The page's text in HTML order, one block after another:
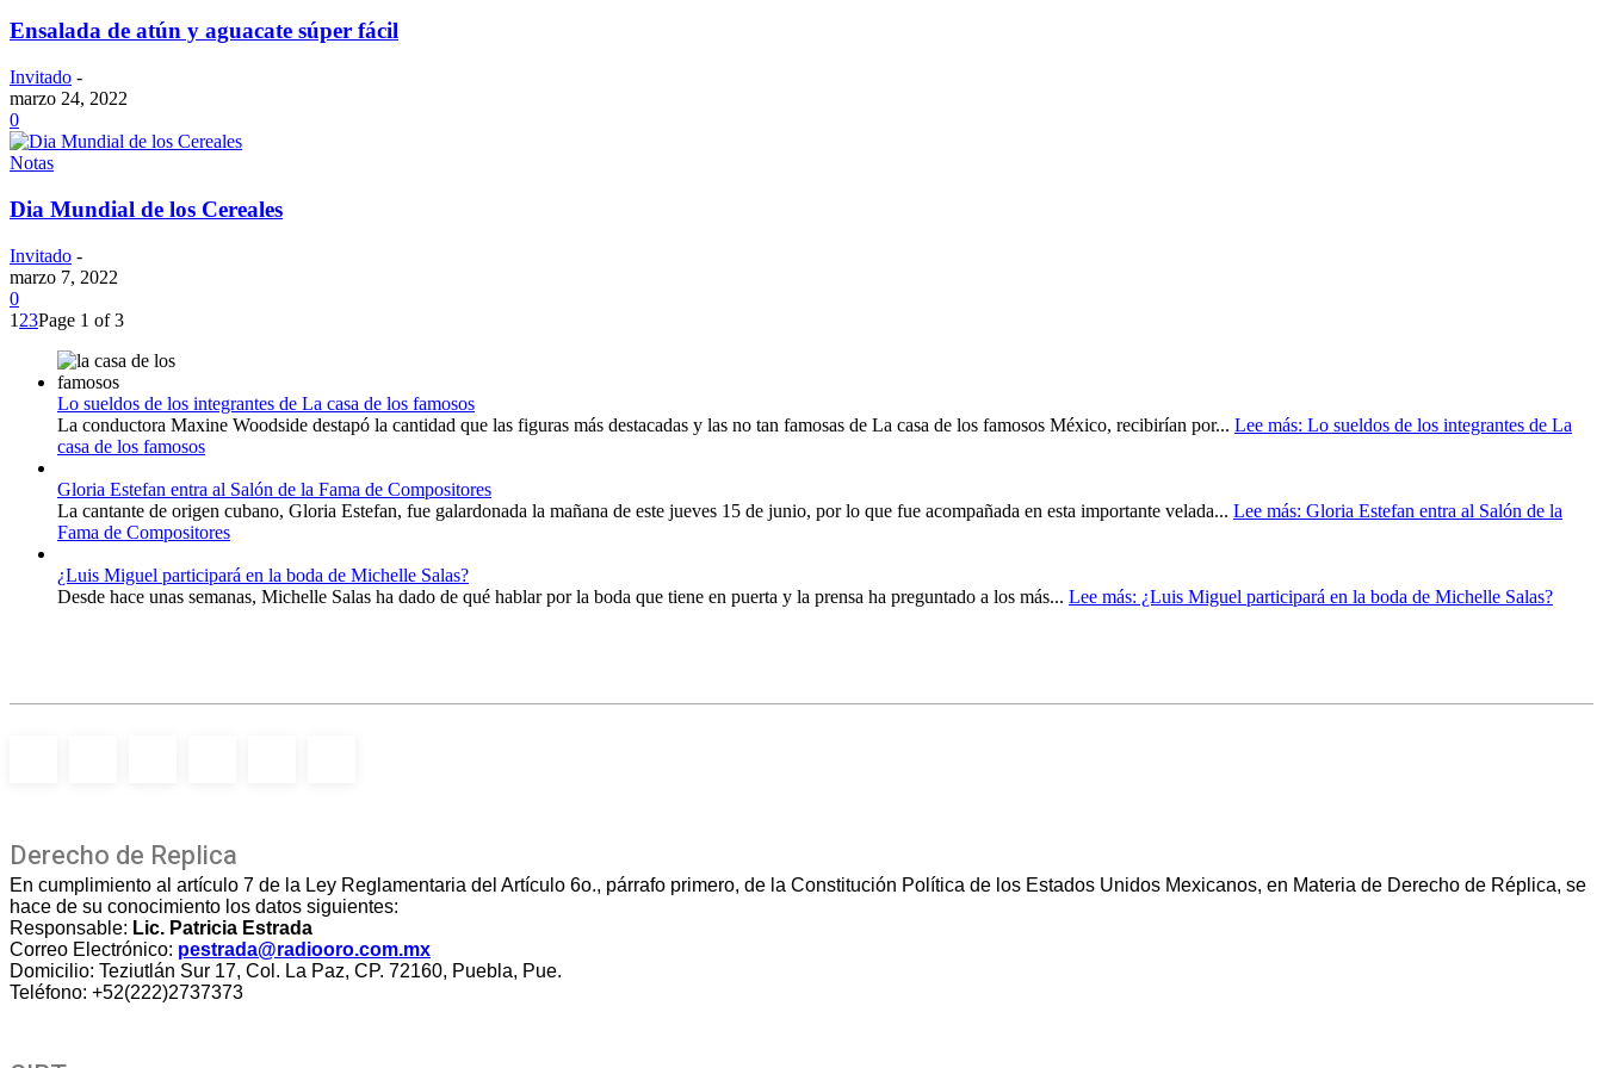
Ensalada de atún y aguacate súper fácil
Invitado -
marzo 24, 2022
0
Notas
Dia Mundial de los Cereales
Invitado -
marzo 7, 2022
0
1 23Page 1 of 3
Lo sueldos de los integrantes de La casa de los famosos
La conductora Maxine Woodside destapó la cantidad que las figuras más destacadas y las no tan famosas de La casa de los famosos México, recibirían por... Lee más: Lo sueldos de los integrantes de La
casa de los famosos
Gloria Estefan entra al Salón de la Fama de Compositores
La cantante de origen cubano, Gloria Estefan, fue galardonada la mañana de este jueves 15 de junio, por lo que fue acompañada en esta importante velada... Lee más: Gloria Estefan entra al Salón de la
Fama de Compositores
¿Luis Miguel participará en la boda de Michelle Salas?
Desde hace unas semanas, Michelle Salas ha dado de qué hablar por la boda que tiene en puerta y la prensa ha preguntado a los más... Lee más: ¿Luis Miguel participará en la boda de Michelle Salas?
Derecho de Replica
En cumplimiento al artículo 7 de la Ley Reglamentaria del Artículo 6o., párrafo primero, de la Constitución Política de los Estados Unidos Mexicanos, en Materia de Derecho de Réplica, se
hace de su conocimiento los datos siguientes:
Responsable: Lic. Patricia Estrada
Correo Electrónico: pestrada@radiooro.com.mx
Domicilio: Teziutlán Sur 17, Col. La Paz, CP. 72160, Puebla, Pue.
Teléfono: +52(222)2737373